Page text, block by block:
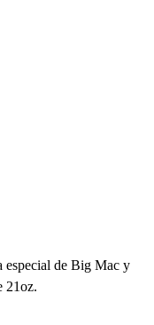
especial de Big Mac y
21oz.